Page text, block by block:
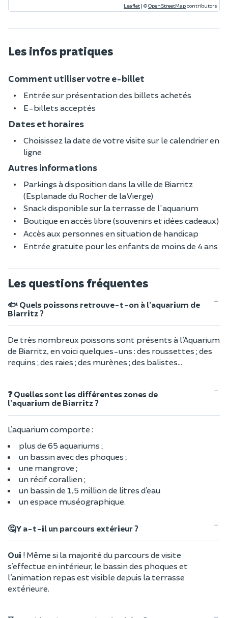
Leaflet | ©OpenStreetMapcontributors
Les infos pratiques
Comment utiliser votre e-billet
Entrée sur présentation des billets achetés
E-billets acceptés
Dates et horaires
Choisissez la date de votre visite sur le calendrier en
ligne
Autres informations
Parkings à disposition dans la ville de Biarritz
(Esplanade du Rocher de la Vierge)
Snack disponible sur la terrasse de l'aquarium
Boutique en accès libre (souvenirs et idées cadeaux)
Accès aux personnes en situation de handicap
Entrée gratuite pour les enfants de moins de 4 ans
Les questions fréquentes
🐟 Quels poissons retrouve-t-on à l’aquarium de
Biarritz ?
De très nombreux poissons sont présents à l’Aquarium
de Biarritz, en voici quelques-uns : des roussettes ; des
requins ; des raies ; des murènes ; des balistes...
❓ Quelles sont les différentes zones de
l’aquarium de Biarritz ?
L’aquarium comporte :
plus de 65 aquariums ;
un bassin avec des phoques ;
une mangrove ;
un récif corallien ;
un bassin de 1,5 million de litres d’eau
un espace muséographique.
🤔 Y a-t-il un parcours extérieur ?
Oui ! Même si la majorité du parcours de visite
s’effectue en intérieur, le bassin des phoques et
l’animation repas est visible depuis la terrasse
extérieure.